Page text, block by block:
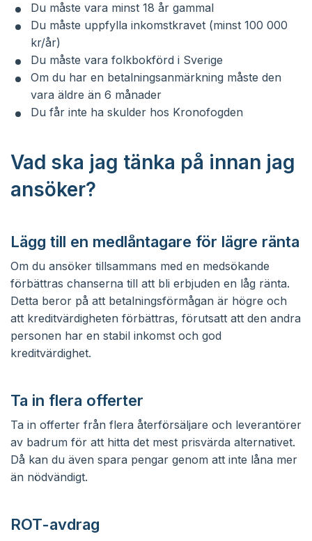
Du måste vara minst 18 år gammal
Du måste uppfylla inkomstkravet (minst 100 000
kr/år)
Du måste vara folkbokförd i Sverige
Om du har en betalningsanmärkning måste den
vara äldre än 6 månader
Du får inte ha skulder hos Kronofogden
Vad ska jag tänka på innan jag
ansöker?
Lägg till en medlåntagare för lägre ränta
Om du ansöker tillsammans med en medsökande
förbättras chanserna till att bli erbjuden en låg ränta.
Detta beror på att betalningsförmågan är högre och
att kreditvärdigheten förbättras, förutsatt att den andra
personen har en stabil inkomst och god
kreditvärdighet.
Ta in flera offerter
Ta in offerter från flera återförsäljare och leverantörer
av badrum för att hitta det mest prisvärda alternativet.
Då kan du även spara pengar genom att inte låna mer
än nödvändigt.
ROT-avdrag